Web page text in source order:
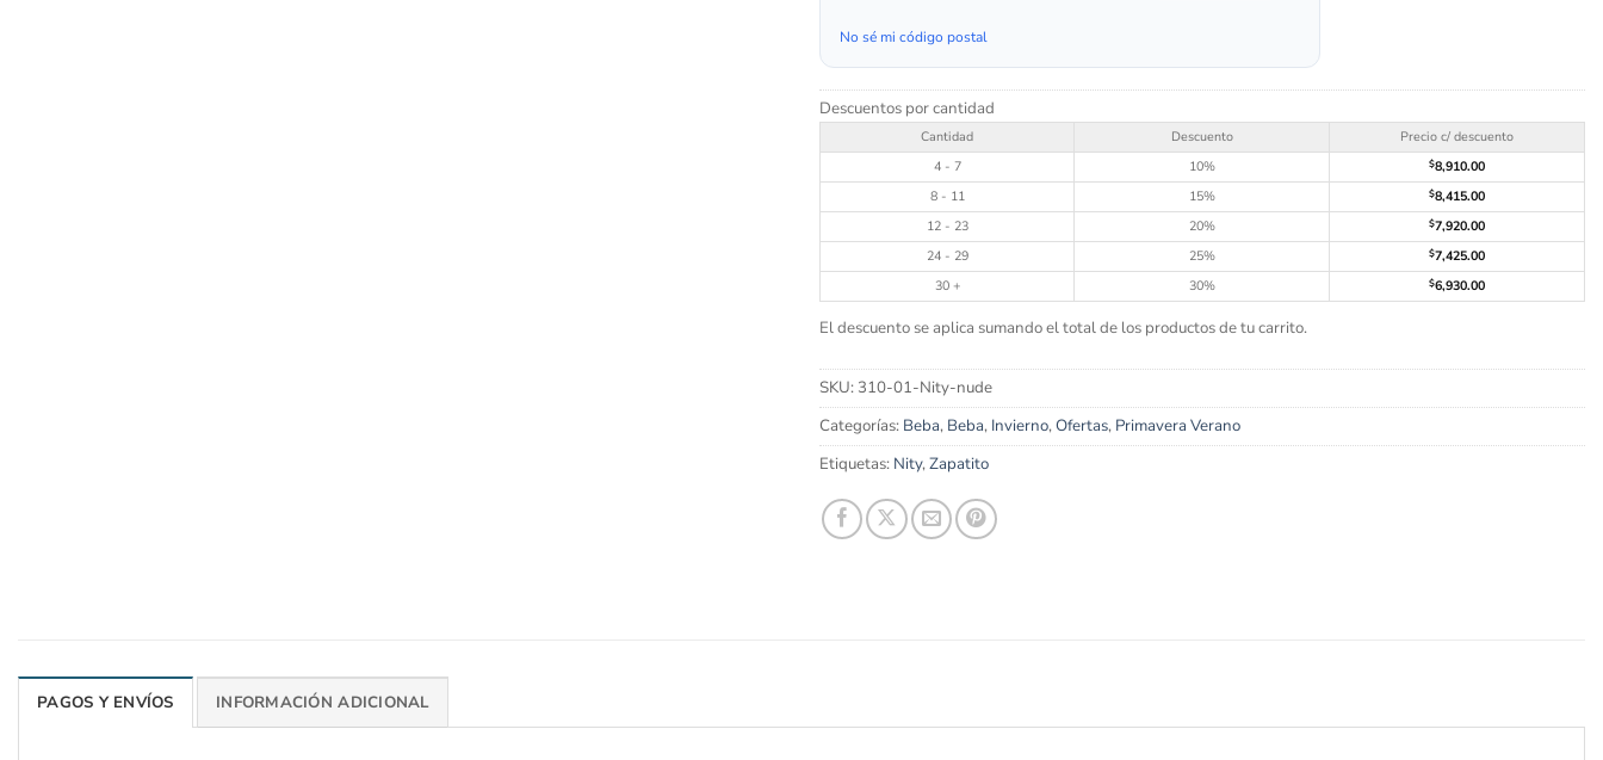
No sé mi código postal
Descuentos por cantidad
Cantidad Descuento
Precio c/ descuento
4 - 7
10% $8,910.00
8 - 11
15% $8,415.00
12 - 23
20% $7,920.00
24 - 29
25% $7,425.00
30 +
30% $6,930.00
El descuento se aplica sumando el total de los productos de tu carrito.
SKU: 310-01-Nity-nude
Categorías: Beba, Beba, Invierno,Ofertas, Primavera Verano
Etiquetas: Nity,Zapatito
PAGOS Y ENVÍOS INFORMACIÓN ADICIONAL